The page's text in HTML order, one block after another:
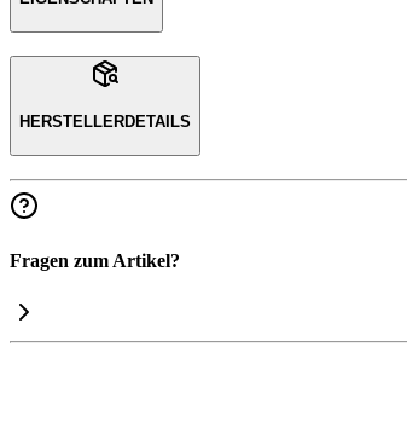
HERSTELLERDETAILS
Fragen zum Artikel?